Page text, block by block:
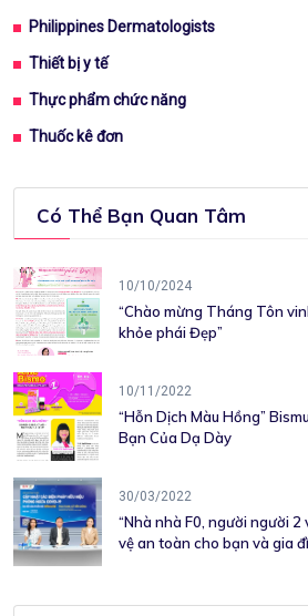
Philippines Dermatologists
Thiết bị y tế
Thực phẩm chức năng
Thuốc kê đơn
Có Thể Bạn Quan Tâm
10/10/2024
“Chào mừng Tháng Tôn
khỏe phái Đẹp”
10/11/2022
“Hỗn Dịch Màu Hồng”
Bạn Của Dạ Dày
30/03/2022
“Nhà nhà F0, người người 2
vệ an toàn cho bạn và gia